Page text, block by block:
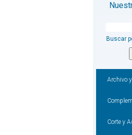
Buscar
Archivo
Corte y